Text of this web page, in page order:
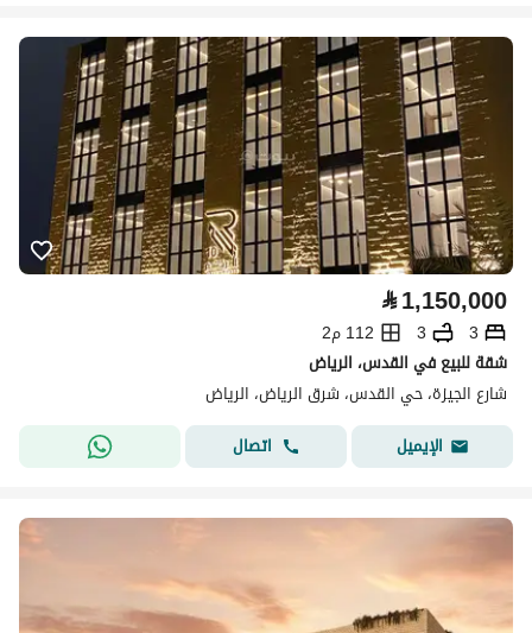
⃁1,150,000
3
3
112 م2
شقة للبيع في القدس، الرياض
شارع الجيزة، حي القدس، شرق الرياض، الرياض
الإيميل
اتصال